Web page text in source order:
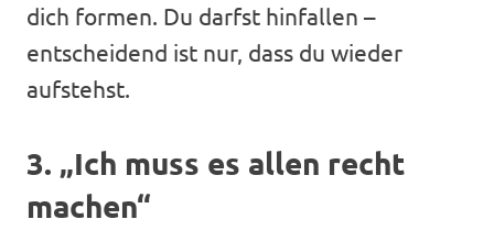
dich formen. Du darfst hinfallen –
entscheidend ist nur, dass du wieder
aufstehst.
3. „Ich muss es allen recht
machen“